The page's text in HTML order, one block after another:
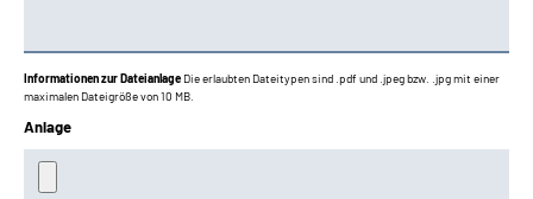
Informationen zur Dateianlage Die erlaubten Dateitypen sind .pdf und .jpeg bzw. .jpg mit einer
maximalen Dateigröße von 10 MB.
Anlage